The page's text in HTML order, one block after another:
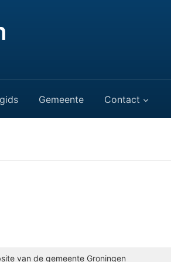
Gemeente Contact
van de gemeente Groningen